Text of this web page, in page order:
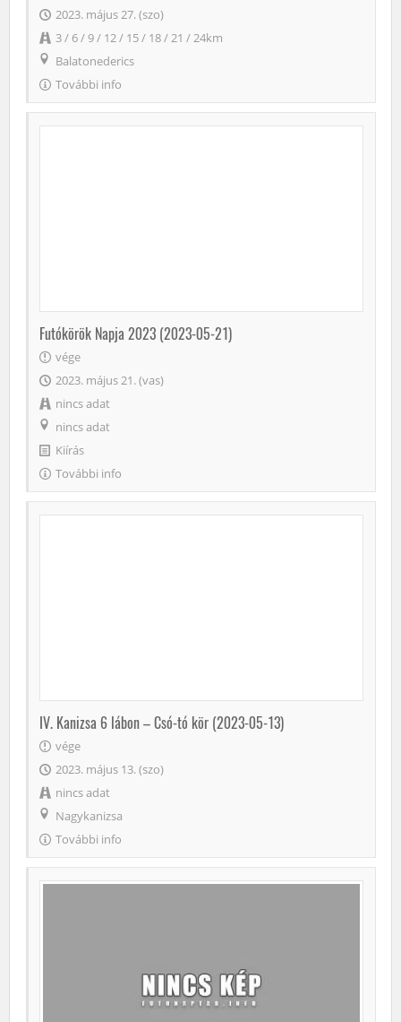
2023. május 27. (szo)
3 / 6 / 9 / 12 / 15 / 18 / 21 / 24km
Balatonederics
További info
Futókörök Napja 2023 (2023-05-21)
vége
2023. május 21. (vas)
nincs adat
nincs adat
Kiírás
További info
IV. Kanizsa 6 lábon – Csó-tó kör (2023-05-13)
vége
2023. május 13. (szo)
nincs adat
Nagykanizsa
További info